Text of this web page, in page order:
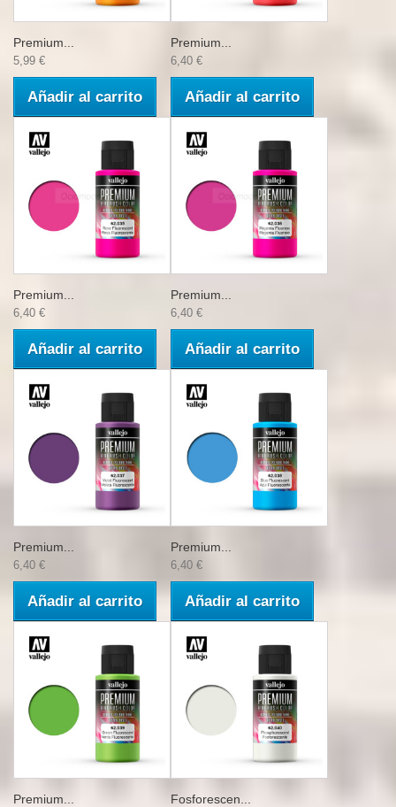
Premium...
5,99 €
Añadir al carrito
Premium...
6,40 €
Añadir al carrito
Premium...
6,40 €
Añadir al carrito
Premium...
6,40 €
Añadir al carrito
Premium...
6,40 €
Añadir al carrito
Premium...
6,40 €
Añadir al carrito
Premium... Fosforescen...